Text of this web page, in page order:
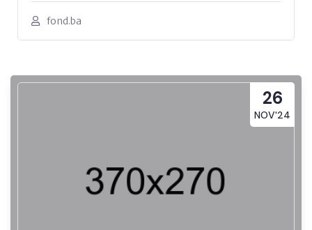
fond.ba
26
NOV'24